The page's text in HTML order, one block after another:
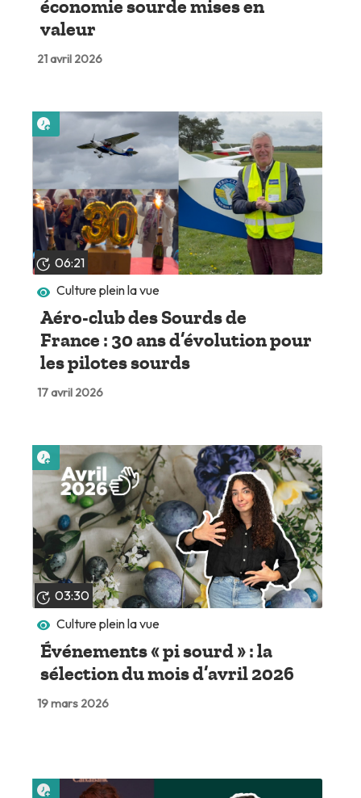
économie sourde mises en
valeur
21 avril 2026
06:21
Culture plein la vue
Aéro-club des Sourds de
France : 30 ans d’évolution pour
les pilotes sourds
17 avril 2026
Lire plus tard
03:30
Culture plein la vue
Événements « pi sourd » : la
sélection du mois d’avril 2026
19 mars 2026
Lire plus tard
Lire plus tard